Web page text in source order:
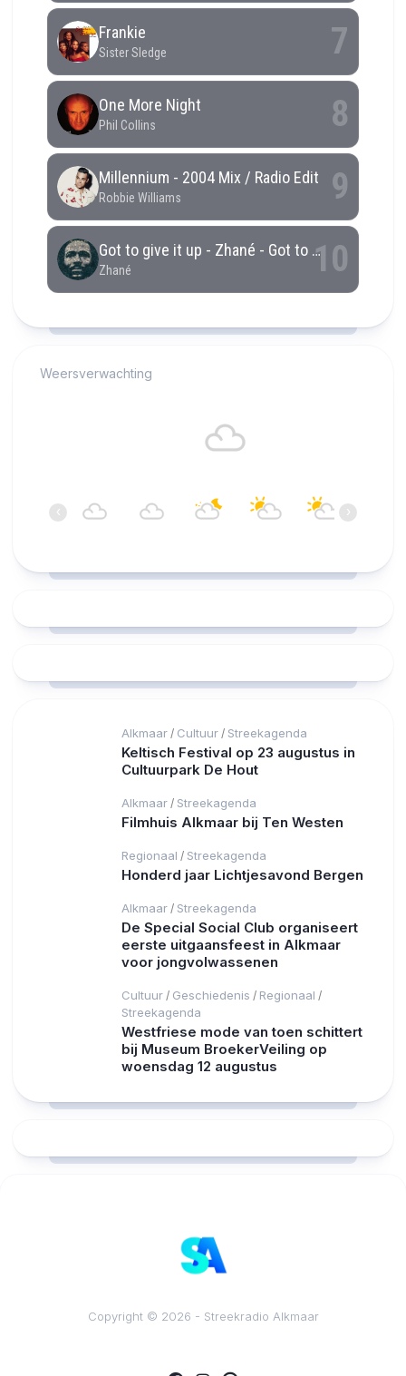
Weersverwachting
‹ ›
Alkmaar / Cultuur / Streekagenda
Keltisch Festival op 23 augustus in
Cultuurpark De Hout
Alkmaar / Streekagenda
Filmhuis Alkmaar bij Ten Westen
Regionaal / Streekagenda
Honderd jaar Lichtjesavond Bergen
Alkmaar / Streekagenda
De Special Social Club organiseert
eerste uitgaansfeest in Alkmaar
voor jongvolwassenen
Cultuur / Geschiedenis / Regionaal /
Streekagenda
Westfriese mode van toen schittert
bij Museum BroekerVeiling op
woensdag 12 augustus
Copyright © 2026 - Streekradio Alkmaar